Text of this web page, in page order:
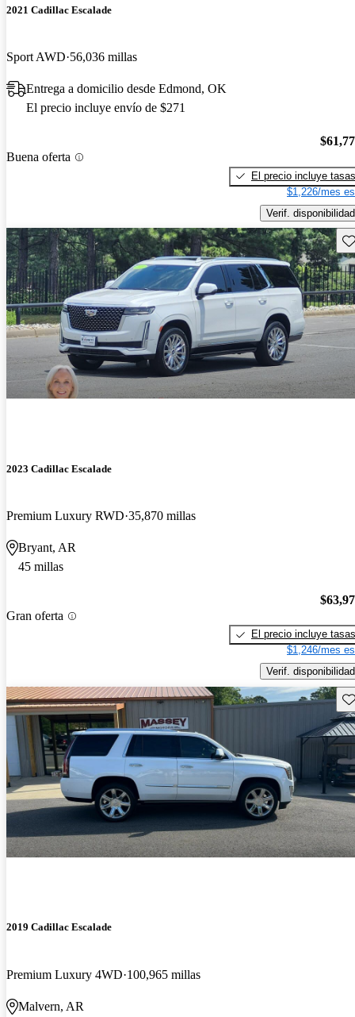
2021 Cadillac Escalade
Sport AWD 56,036 millas
Entrega a domicilio desde Edmond, OK
El precio incluye envío de $271
Buena oferta
El precio incluye tasas
$1,226/mes
Verif. disponibilidad
2023 Cadillac Escalade
Premium Luxury RWD 35,870 millas
Bryant, AR
45 millas
Gran oferta
El precio incluye tasas
$1,246/mes
Verif. disponibilidad
2019 Cadillac Escalade
Premium Luxury 4WD 100,965 millas
Malvern, AR